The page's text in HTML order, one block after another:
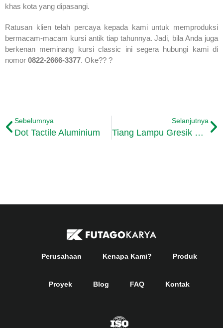
khas kota yang dipasangi.
Ratusan klien telah percaya kepada kami untuk memproduksi
bermacam-macam kursi antik tiap tahunnya. Jadi, bila Anda juga
berkenan meminang kursi classic ini segera hubungi kami di
nomor 0822-2666-3377. Oke?? ?
Sebelumnya
Dot Tactile Aluminium
Selanjutnya
Tiang Lampu Gresik Cabang Dua Ornamental
Perusahaan Kenapa Kami? Produk
Proyek Blog FAQ Kontak